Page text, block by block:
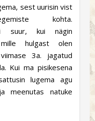
sest uurisin vist
kohta.
suur, kui nägin
hulgast olen
3a. jagatud
Kui ma pisikesena
lugema agu
meenutas natuke